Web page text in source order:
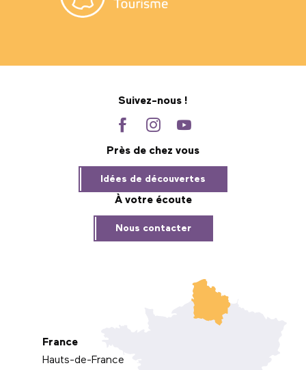
Suivez-nous !
Près de chez vous
Idées de découvertes
À votre écoute
Nous contacter
France
Hauts-de-France